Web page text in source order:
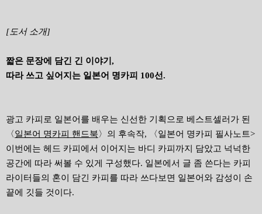
[도서 소개]
짧은 문장에 담긴 긴 이야기,
따라 쓰고 싶어지는 일본어 명카피 100선.
광고 카피로 일본어를 배우는 신선한 기획으로 베스트셀러가 된
〈일본어 명카피 핸드북〉의 후속작, 〈일본어 명카피 필사노트>
이번에는 헤드 카피에서 이어지는 바디 카피까지 담았고 넉넉한
공간에 따라 써볼 수 있게 구성했다. 일본에서 글 좀 쓴다는 카피
라이터들의 혼이 담긴 카피를 따라 쓰다보면 일본어와 감성이 손
끝에 깃들 것이다.